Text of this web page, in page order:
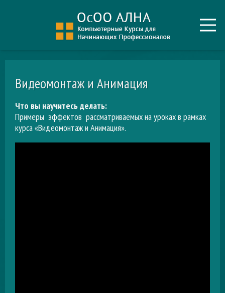
Видеомонтаж и Анимация
Что вы научитесь делать:
Примеры эффектов рассматриваемых на уроках в рамках
курса «Видеомонтаж и Анимация».